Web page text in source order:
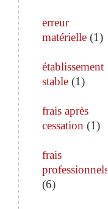
erreur
matérielle (1)
établissement
stable (1)
frais après
cessation (1)
frais
professionnels
(6)